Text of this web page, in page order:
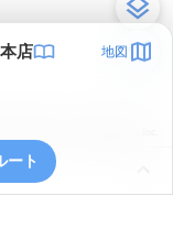
店 地図
ート